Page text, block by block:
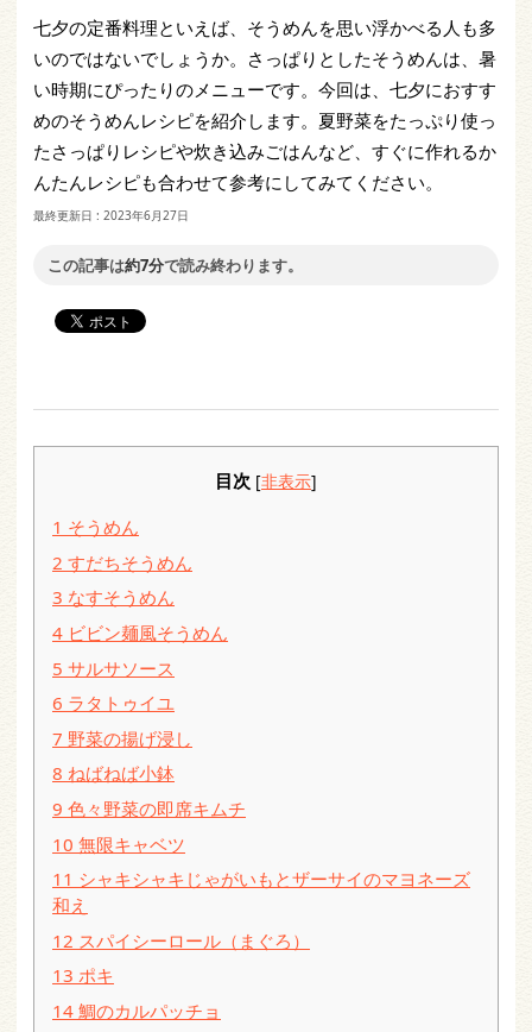
七夕の定番料理といえば、そうめんを思い浮かべる人も多
いのではないでしょうか。さっぱりとしたそうめんは、暑
い時期にぴったりのメニューです。今回は、七夕におすす
めのそうめんレシピを紹介します。夏野菜をたっぷり使っ
たさっぱりレシピや炊き込みごはんなど、すぐに作れるか
んたんレシピも合わせて参考にしてみてください。
最終更新日 : 2023年6月27日
この記事は約7分で読み終わります。
目次 [非表示]
1 そうめん
2 すだちそうめん
3 なすそうめん
4 ビビン麺風そうめん
5 サルサソース
6 ラタトゥイユ
7 野菜の揚げ浸し
8 ねばねば小鉢
9 色々野菜の即席キムチ
10 無限キャベツ
11 シャキシャキじゃがいもとザーサイのマヨネーズ
和え
12 スパイシーロール（まぐろ）
13 ポキ
14 鯛のカルパッチョ